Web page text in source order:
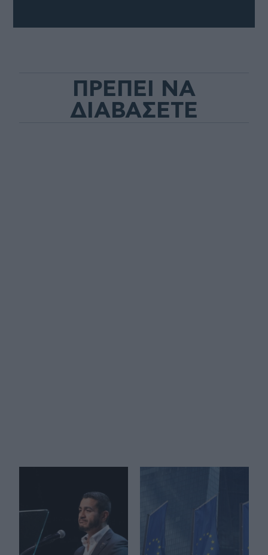
ΠΡΕΠΕΙ ΝΑ
ΔΙΑΒΑΣΕΤΕ